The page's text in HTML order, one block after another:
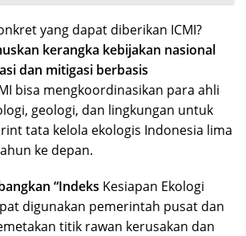
yang dapat diberikan ICMI?
kerangka kebijakan nasional
dan mitigasi berbasis
bisa mengkoordinasikan para ahli
geologi, dan lingkungan untuk
tata kelola ekologis Indonesia lima
ke depan.
“Indeks Kesiapan Ekologi
digunakan pemerintah pusat dan
titik rawan kerusakan dan